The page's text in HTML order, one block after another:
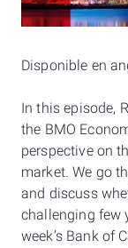
Disponible en
In this episode,
the BMO
perspective on
market. We go
and discuss
challenging few
week’s Bank of